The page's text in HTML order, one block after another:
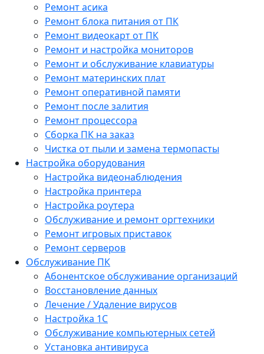
Ремонт асика
Ремонт блока питания от ПК
Ремонт видеокарт от ПК
Ремонт и настройка мониторов
Ремонт и обслуживание клавиатуры
Ремонт материнских плат
Ремонт оперативной памяти
Ремонт после залития
Ремонт процессора
Сборка ПК на заказ
Чистка от пыли и замена термопасты
Настройка оборудования
Настройка видеонаблюдения
Настройка принтера
Настройка роутера
Обслуживание и ремонт оргтехники
Ремонт игровых приставок
Ремонт серверов
Обслуживание ПК
Абонентское обслуживание организаций
Восстановление данных
Лечение / Удаление вирусов
Настройка 1С
Обслуживание компьютерных сетей
Установка антивируса